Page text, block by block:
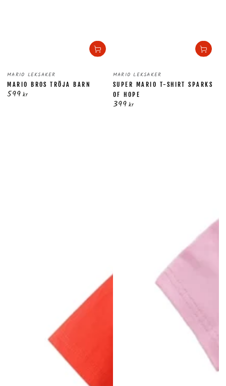
Säljare:
MARIO LEKSAKER
MARIO BROS TRÖJA BARN
Ordinarie
599 kr
Säljare:
MARIO LEKSAKER
SUPER MARIO T-SHIRT SPARKS
OF HOPE
Ordinarie
399 kr